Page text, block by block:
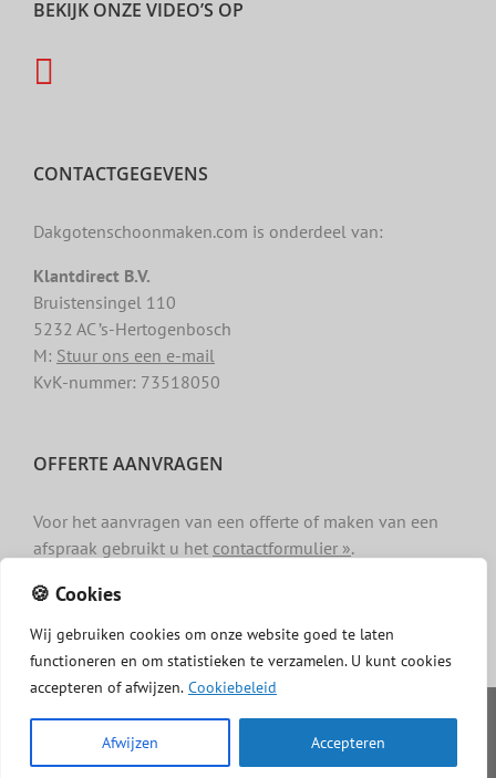
🍪 Cookies
Wij gebruiken cookies om onze website goed te laten
functioneren en om statistieken te verzamelen. U kunt cookies
accepteren of afwijzen. Cookiebeleid
Afwijzen Accepteren
BEKIJK ONZE VIDEO’S OP
CONTACTGEGEVENS
Dakgotenschoonmaken.com is onderdeel van:
Klantdirect B.V.
Bruistensingel 110
5232 AC ’s-Hertogenbosch
M: Stuur ons een e-mail
KvK-nummer: 73518050
OFFERTE AANVRAGEN
Voor het aanvragen van een offerte of maken van een
afspraak gebruikt u het contactformulier ».
Copyright -Dakgotenschoonmaken.com|Privacy|Algemene
voorwaarden
Disclaimer